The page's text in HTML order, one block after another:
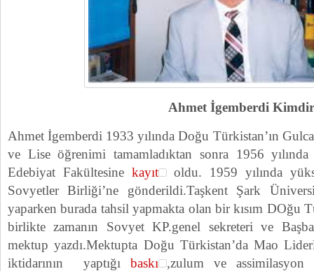
Ahmet İgemberdi Kimdir
Ahmet İgemberdi 1933 yılında Doğu Türkistan’ın
ve Lise öğrenimi tamamladıktan sonra 1956
Edebiyat Fakültesinekayıt oldu. 1959 yılında
Sovyetler Birliği’ne gönderildi.Taşkent Şark
yaparken burada tahsil yapmakta olan bir kısım DOğu
birlikte zamanın Sovyet KP.genel sekreteri ve
mektup yazdı.Mektupta Doğu Türkistan’da Mao
iktidarının yaptığı baskı
,zulum ve assimilasyon